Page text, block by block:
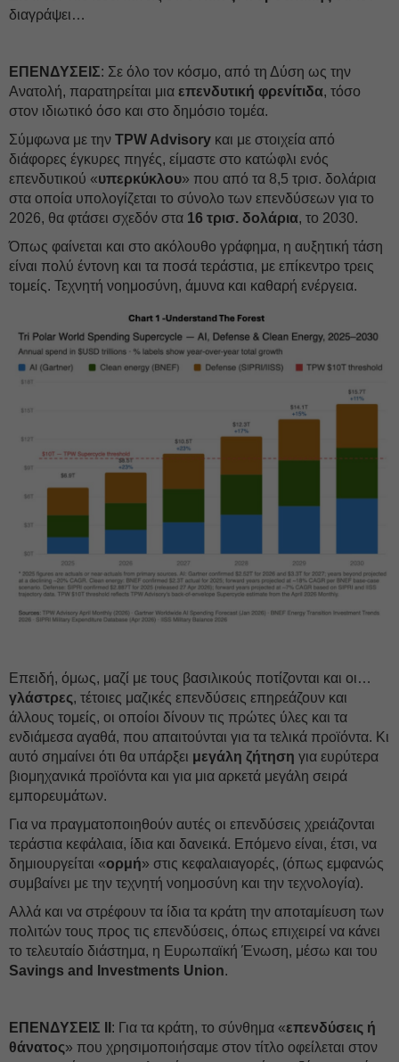
διαγράψει…
ΕΠΕΝΔΥΣΕΙΣ: Σε όλο τον κόσμο, από τη Δύση ως την
Ανατολή, παρατηρείται μια επενδυτική φρενίτιδα, τόσο
στον ιδιωτικό όσο και στο δημόσιο τομέα.
Σύμφωνα με την TPW Advisory και με στοιχεία από
διάφορες έγκυρες πηγές, είμαστε στο κατώφλι ενός
επενδυτικού «υπερκύκλου» που από τα 8,5 τρισ. δολάρια
στα οποία υπολογίζεται το σύνολο των επενδύσεων για το
2026, θα φτάσει σχεδόν στα 16 τρισ. δολάρια, το 2030.
Όπως φαίνεται και στο ακόλουθο γράφημα, η αυξητική τάση
είναι πολύ έντονη και τα ποσά τεράστια, με επίκεντρο τρεις
τομείς. Τεχνητή νοημοσύνη, άμυνα και καθαρή ενέργεια.
Επειδή, όμως, μαζί με τους βασιλικούς ποτίζονται και οι…
γλάστρες, τέτοιες μαζικές επενδύσεις επηρεάζουν και
άλλους τομείς, οι οποίοι δίνουν τις πρώτες ύλες και τα
ενδιάμεσα αγαθά, που απαιτούνται για τα τελικά προϊόντα. Κι
αυτό σημαίνει ότι θα υπάρξει μεγάλη ζήτηση για ευρύτερα
βιομηχανικά προϊόντα και για μια αρκετά μεγάλη σειρά
εμπορευμάτων.
Για να πραγματοποιηθούν αυτές οι επενδύσεις χρειάζονται
τεράστια κεφάλαια, ίδια και δανεικά. Επόμενο είναι, έτσι, να
δημιουργείται «ορμή» στις κεφαλαιαγορές, (όπως εμφανώς
συμβαίνει με την τεχνητή νοημοσύνη και την τεχνολογία).
Αλλά και να στρέφουν τα ίδια τα κράτη την αποταμίευση των
πολιτών τους προς τις επενδύσεις, όπως επιχειρεί να κάνει
το τελευταίο διάστημα, η Ευρωπαϊκή Ένωση, μέσω και τoυ
Savings and Investments Union.
ΕΠΕΝΔΥΣΕΙΣ ΙΙ : Για τα κράτη, το σύνθημα «επενδύσεις ή
θάνατος» που χρησιμοποιήσαμε στον τίτλο οφείλεται στον